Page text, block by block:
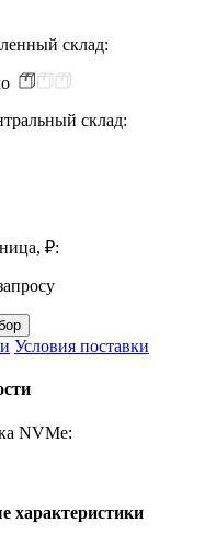
склад:
склад:
₽:
Условия поставки
NVMe:
характеристики